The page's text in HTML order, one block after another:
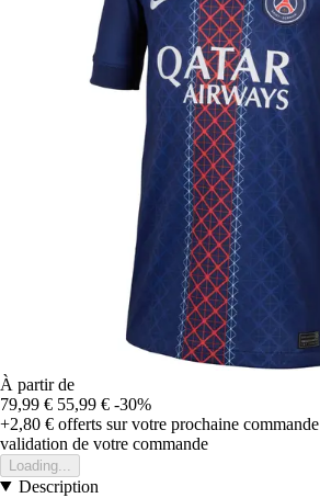
À partir de
79,99 € 55,99 € -30%
+2,80 € offerts sur votre prochaine commande
validation de votre commande
Loading...
Description